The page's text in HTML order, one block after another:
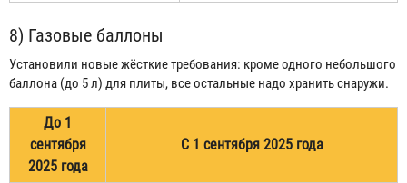
8) Газовые баллоны
Установили новые жёсткие требования: кроме одного небольшого
баллона (до 5 л) для плиты, все остальные надо хранить снаружи.
До 1
сентября
2025 года
С 1 сентября 2025 года